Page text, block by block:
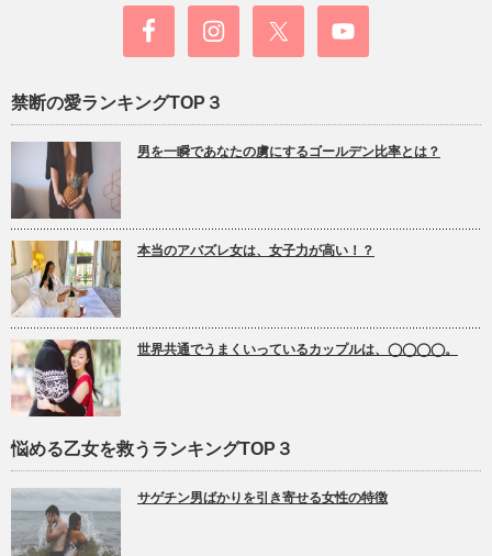
禁断の愛ランキングTOP３
男を一瞬であなたの虜にするゴールデン比率とは？
本当のアバズレ女は、女子力が高い！？
世界共通でうまくいっているカップルは、◯◯◯◯。
悩める乙女を救うランキングTOP３
サゲチン男ばかりを引き寄せる女性の特徴